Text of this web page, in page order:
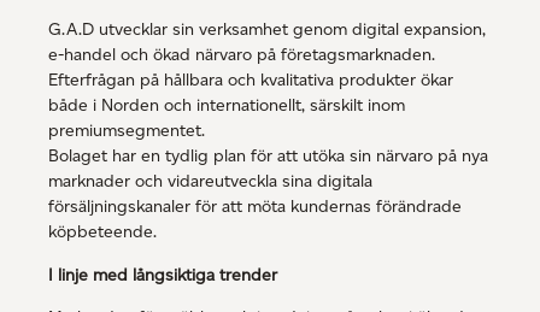
G.A.D utvecklar sin verksamhet genom digital expansion,
e-handel och ökad närvaro på företagsmarknaden.
Efterfrågan på hållbara och kvalitativa produkter ökar
både i Norden och internationellt, särskilt inom
premiumsegmentet.
Bolaget har en tydlig plan för att utöka sin närvaro på nya
marknader och vidareutveckla sina digitala
försäljningskanaler för att möta kundernas förändrade
köpbeteende.
I linje med långsiktiga trender